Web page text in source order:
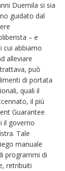
Duemila si sia
guidato dal
– e
cui abbiamo
alleviare
può
di portata
quali il
il più
Guarantee
il governo
Tale
manuale
programmi di
retribuiti